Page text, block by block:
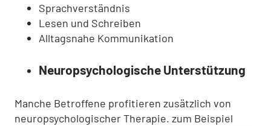
Sprachverständnis
Lesen und Schreiben
Alltagsnahe Kommunikation
Neuropsychologische Unterstützung
Manche Betroffene profitieren zusätzlich von
neuropsychologischer Therapie. zum Beispiel